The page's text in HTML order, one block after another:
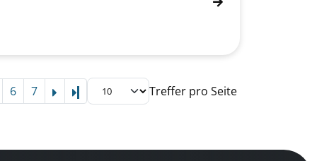
6 7 Letzte Seite Treffer pro Seite